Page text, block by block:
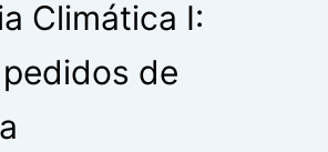
Climática I:
de